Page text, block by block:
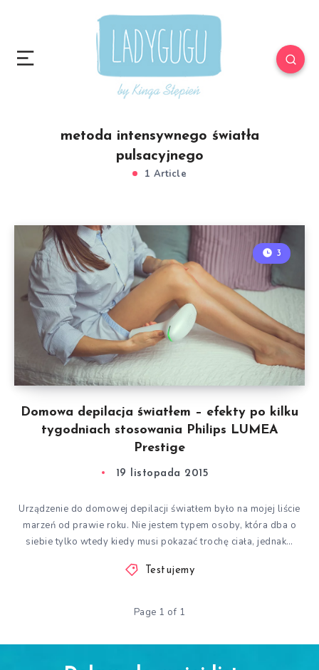
metoda intensywnego światła
pulsacyjnego
1 Article
Domowa depilacja światłem – efekty po kilku
tygodniach stosowania Philips LUMEA
Prestige
3
19 listopada 2015
Urządzenie do domowej depilacji światłem było na mojej liście
marzeń od prawie roku. Nie jestem typem osoby, która dba o
siebie tylko wtedy kiedy musi pokazać trochę ciała, jednak…
Testujemy
Page 1 of 1